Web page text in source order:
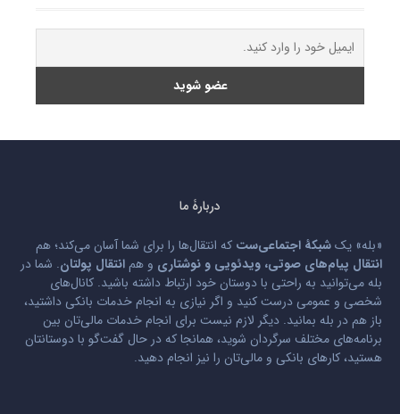
دربارۀ ما
«بله» یکشبکۀ اجتماعی‌ست که انتقال‌ها را برای شما آسان می‌کند؛ هم
انتقال پیام‌های صوتی، ویدئویی و نوشتاری و هم انتقال پولتان. شما در
بله می‌توانید به راحتی با دوستان خود ارتباط داشته باشید. کانال‌های
شخصی و عمومی درست کنید و اگر نیازی به انجام خدمات بانکی داشتید،
باز هم در بله بمانید. دیگر لازم نیست برای انجام خدمات مالی‌تان بین
برنامه‌های مختلف سرگردان شوید، همانجا که در حال گفت‌گو با دوستانتان
هستید، کارهای بانکی و مالی‌تان را نیز انجام دهید.